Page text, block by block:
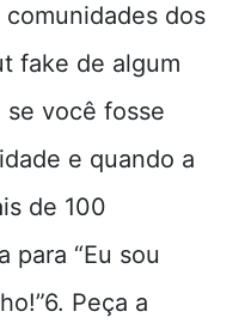
dos
fake de algum
você fosse
e quando a
de 100
para “Eu sou
Peça a